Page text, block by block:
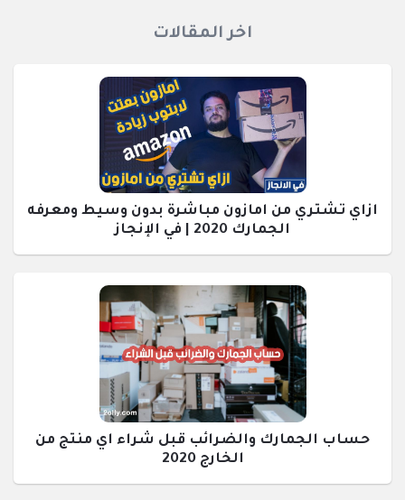
اخر المقالات
ازاي تشتري من امازون مباشرة بدون وسيط ومعرفه
الجمارك 2020 | في الإنجاز
حساب الجمارك والضرائب قبل شراء اي منتج من
الخارج 2020